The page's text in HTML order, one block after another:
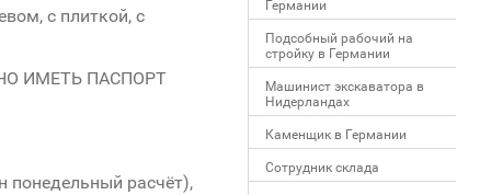
с плиткой, с
ИМЕТЬ ПАСПОРТ
понедельный расчёт),
Германии
Подсобный рабочий на
стройку в Германии
Машинист экскаватора в
Нидерландах
Каменщик в Германии
Сотрудник склада